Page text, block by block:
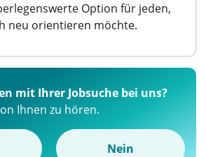
Option für jeden,
neu orientieren möchte.
mit Ihrer Jobsuche bei uns?
Ihnen zu hören.
Nein